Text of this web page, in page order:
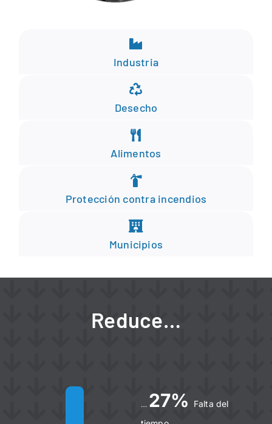
Industria
Desecho
Alimentos
Protección contra incendios
Municipios
Reduce…
… 27%
Falta del